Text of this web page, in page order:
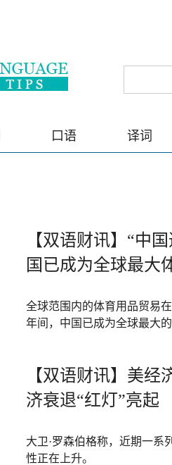
口语 译词
【双语财讯】“中
国已成为全球最大
全球范围内的体育用品贸易
年间，中国已成为全球最大
【双语财讯】美经
济衰退“红灯”亮起
大卫·罗森伯格称，近期一系
性正在上升。